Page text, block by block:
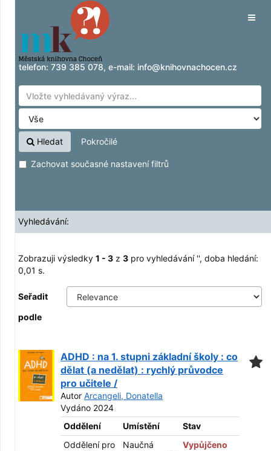
Zobrazuji výsledky1 - 3z
Přeskočit na obsah
telefon: 739 385 078, e-mail: info@knihovnachocen.cz
Hledat Pokročilé
Zachovat současné nastavení filtrů
Vyhledávání:
Zobrazuji výsledky 1 - 3 z 3 pro vyhledávání '', doba hledání:
0,01 s.
Seřadit
podle
ADHD : na 1. stupni základní školy : co
dělat (a nedělat) : rychlý průvodce
pro učitele /
Autor Arcangeli, Donatella
Vydáno 2024
Oddělení
Umístění
Stav
Oddělení pro
Naučná
Vypůjčeno